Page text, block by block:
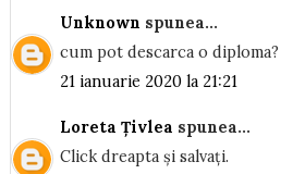
Unknown spunea...
cum pot descarca o diploma?
21 ianuarie 2020 la 21:21
Loreta Țivlea spunea...
Click dreapta și salvați.